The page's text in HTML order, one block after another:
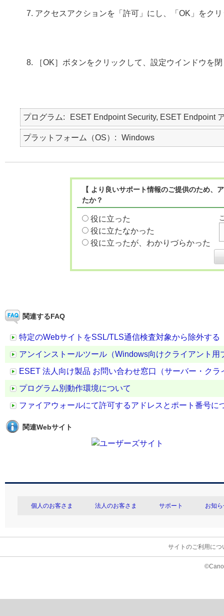
アクセスアクションを「許可」にし、「OK」をク
［OK］ボタンをクリックして、設定ウインドウを
プログラム ESET Endpoint Security, ESET Endpoint
プラットフォーム（OS） Windows
【 より良いサポート情報のご提供のため
たか？
役に立った
役に立たなかった
役に立ったが、わかりづらかった
関連するFAQ
特定のWebサイトをSSL/TLS通信検査対象から除外する
アンインストールツール（Windows向けクライアント
ESET 法人向け製品 お問い合わせ窓口（サーバー・クラ
プログラム別動作環境について
ファイアウォールにて許可するアドレスとポート番号に
関連Webサイト
個人のお客さま 法人のお客さま サポート お知
サイトのご利用につ